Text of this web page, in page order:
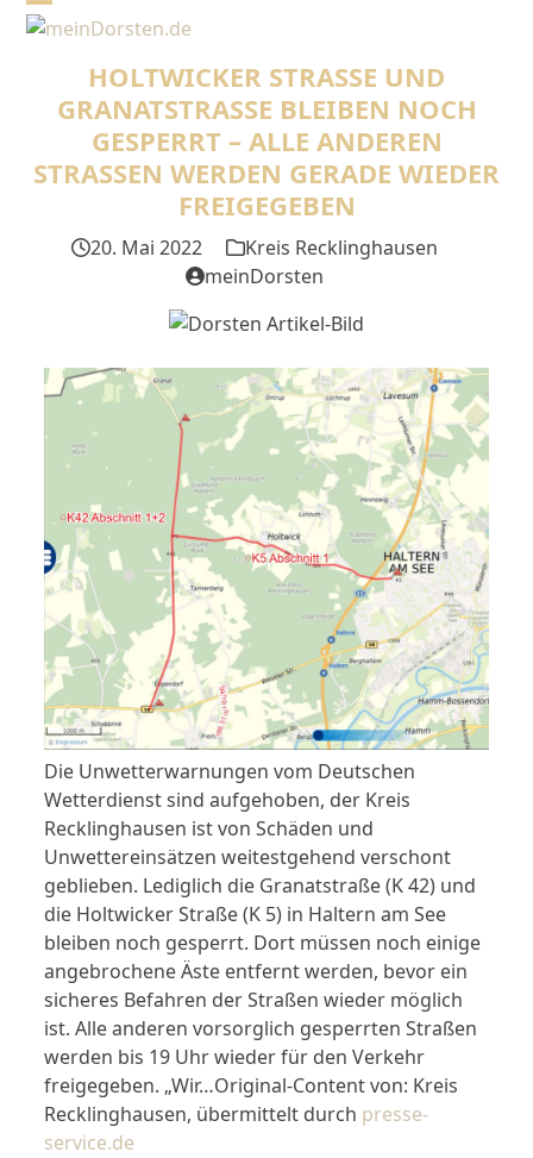
SkipOpen
mobile
menu
Close
mobile
menu
HOLTWICKER STRASSE UND G
RANATSTRASSE BLEIBEN NOCH GE
SPERRT – ALLE ANDEREN ST
RASSEN WERDEN GERADE WIEDER FRE
IGEGEBEN
20. Mai 2022
Kreis Recklinghausen
meinDorsten
Die Unwetterwarnungen vom Deutschen
Wetterdienst sind aufgehoben, der Kreis
Recklinghausen ist von Schäden und
Unwettereinsätzen weitestgehend verschont
geblieben. Lediglich die Granatstraße (K 42) und
die Holtwicker Straße (K 5) in Haltern am See
bleiben noch gesperrt. Dort müssen noch einige
angebrochene Äste entfernt werden, bevor ein
sicheres Befahren der Straßen wieder möglich
ist. Alle anderen vorsorglich gesperrten Straßen
werden bis 19 Uhr wieder für den Verkehr
freigegeben. „Wir…Original-Content von: Kreis
Recklinghausen, übermittelt durch presse-
service.de